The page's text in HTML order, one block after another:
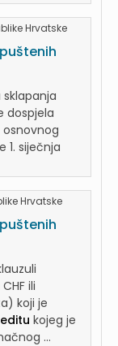
Hrvatske
dospjela
osnovnog
1. siječnja
Hrvatske
ili
koji je
kojeg je
...